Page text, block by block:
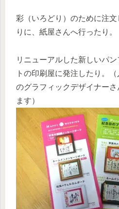
彩（いろどり）のために注
りに、紙屋さんへ行ったり。
リニューアルした新しいパ
トの印刷屋に発注したり。
のグラフィックデザイナー
ます）